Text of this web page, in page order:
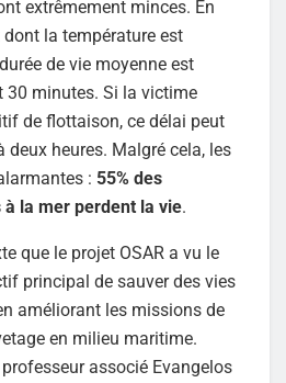
extrêmement minces. En
la température est
de vie moyenne est
30 minutes. Si la victime
de flottaison, ce délai peut
deux heures. Malgré cela, les
: 55% des
la mer perdent la vie.
que le projet OSAR a vu le
principal de sauver des vies
améliorant les missions de
en milieu maritime.
associé Evangelos